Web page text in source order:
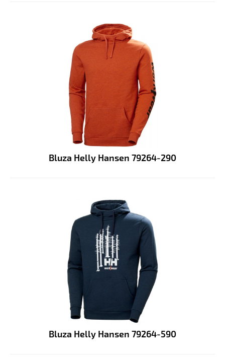
Bluza Helly Hansen 79264-290
Bluza Helly Hansen 79264-590